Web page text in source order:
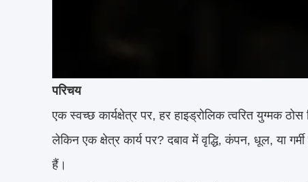
परिचय
एक स्वच्छ कार्यक्षेत्र पर, हर हाइड्रोलिक त्वरित युग्मक ठोस
लेकिन एक क्षेत्र कार्य पर? दबाव में वृद्धि, कंपन, धूल, या
हैं।